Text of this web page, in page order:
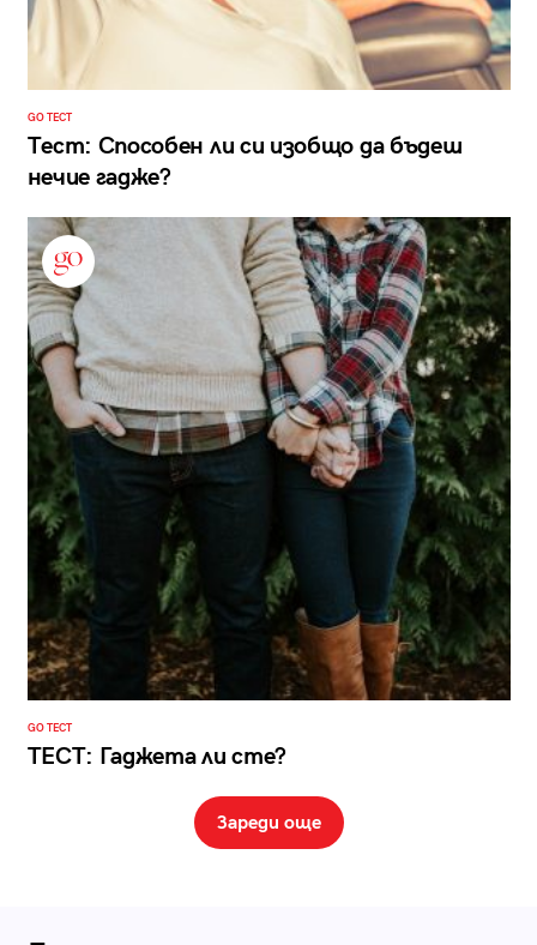
GO ТЕСТ
Тест: Способен ли си изобщо да бъдеш
нечие гадже?
GO ТЕСТ
ТЕСТ: Гаджета ли сте?
Зареди още